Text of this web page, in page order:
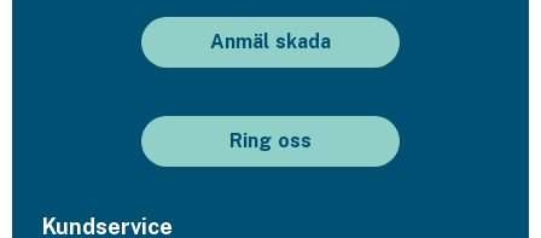
Anmäl skada
Ring oss
Kundservice